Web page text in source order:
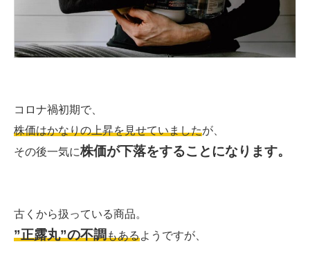
コロナ禍初期で、
株価はかなりの上昇を見せていましたが、
その後一気に株価が下落をすることになります。
古くから扱っている商品。
”正露丸”の不調もあるようですが、